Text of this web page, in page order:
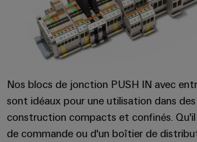
Nos blocs de jonction PUSH IN avec
sont idéaux pour une utilisation dans
construction compacts et confinés. Qu'il
de commande ou d'un boîtier de